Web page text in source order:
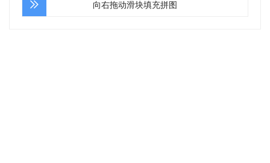
向右拖动滑块填充拼图